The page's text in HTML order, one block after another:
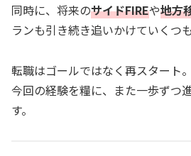
同時に、将来のサイドFIREや地方
ランも引き続き追いかけていくつも
転職はゴールではなく再スタート。
今回の経験を糧に、また一歩ずつ
す。